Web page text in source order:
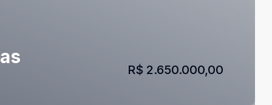
R$ 2.650.000,00